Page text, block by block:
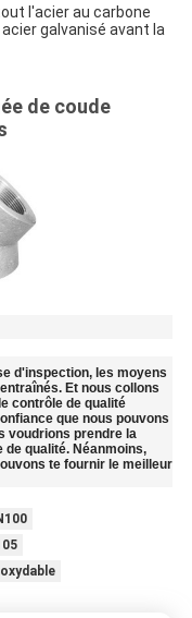
l'acier au carbone
galvanisé avant la
de coude
d'inspection, les moyens
Et nous collons
contrôle de qualité
que nous pouvons
voudrions prendre la
qualité. Néanmoins,
te fournir le meilleur